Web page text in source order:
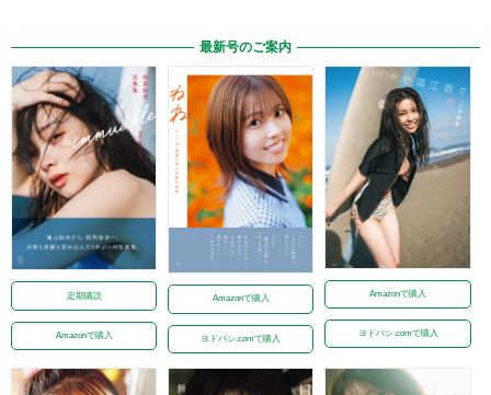
最新号のご案内
定期購読
Amazonで購入
Amazonで購入
ヨドバシ.comで購入
Amazonで購入
ヨドバシ.comで購入